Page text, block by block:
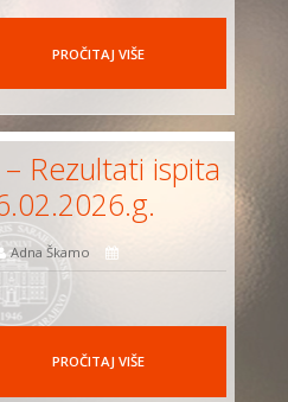
PROČITAJ VIŠE
Rezultati ispita
Adna Škamo
PROČITAJ VIŠE